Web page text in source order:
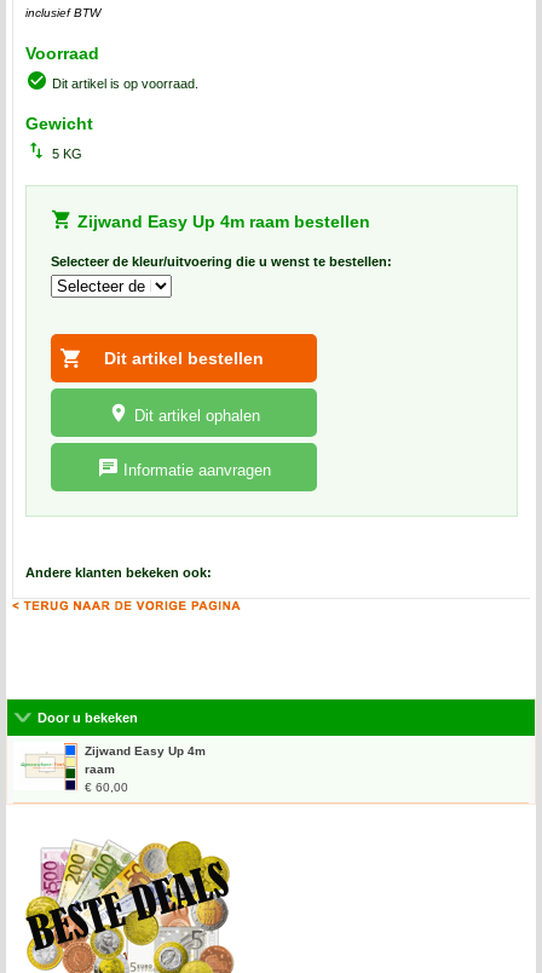
inclusief BTW
Voorraad
Dit artikel is op voorraad.
Gewicht
5 KG
Zijwand Easy Up 4m raam bestellen
Selecteer de kleur/uitvoering die u wenst te bestellen:
Dit artikel ophalen
Informatie aanvragen
Andere klanten bekeken ook:
Door u bekeken
Zijwand Easy Up 4m
raam
€ 60,00